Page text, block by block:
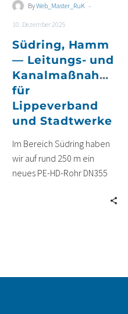
ByWeb_Master_RuK -
10. Dezember 2025
Südring, Hamm
— Leitungs- und
Kanalmaßnahmen
für
Lippeverband
und Stadtwerke
Im Bereich Südring haben
wir auf rund 250 m ein
neues PE-HD-Rohr DN355